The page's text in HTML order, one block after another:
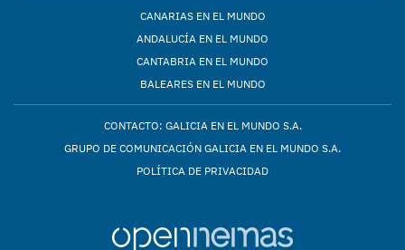
CANARIAS EN EL MUNDO
ANDALUCÍA EN EL MUNDO
CANTABRIA EN EL MUNDO
BALEARES EN EL MUNDO
CONTACTO: GALICIA EN EL MUNDO S.A.
GRUPO DE COMUNICACIÓN GALICIA EN EL MUNDO S.A.
POLÍTICA DE PRIVACIDAD